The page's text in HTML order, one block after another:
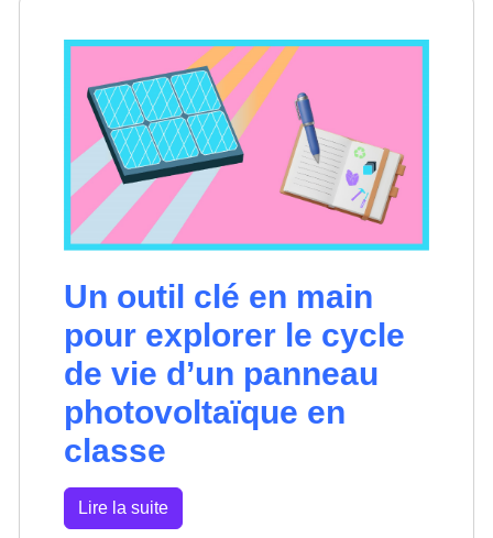
Un outil clé en main
pour explorer le cycle
de vie d’un panneau
photovoltaïque en
classe
Lire la suite